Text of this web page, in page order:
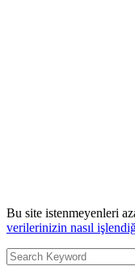
Bu site istenmeyenleri
verilerinizin nasıl